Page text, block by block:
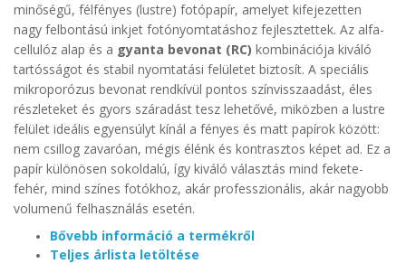
minőségű, félfényes (lustre) fotópapír, amelyet kifejezetten
nagy felbontású inkjet fotónyomtatáshoz fejlesztettek. Az alfa-
cellulóz alap és a gyanta bevonat (RC) kombinációja kiváló
tartósságot és stabil nyomtatási felületet biztosít. A speciális
mikroporózus bevonat rendkívül pontos színvisszaadást, éles
részleteket és gyors száradást tesz lehetővé, miközben a lustre
felület ideális egyensúlyt kínál a fényes és matt papírok között:
nem csillog zavaróan, mégis élénk és kontrasztos képet ad. Ez a
papír különösen sokoldalú, így kiváló választás mind fekete-
fehér, mind színes fotókhoz, akár professzionális, akár nagyobb
volumenű felhasználás esetén.
Bővebb információ a termékről
Teljes árlista letöltése